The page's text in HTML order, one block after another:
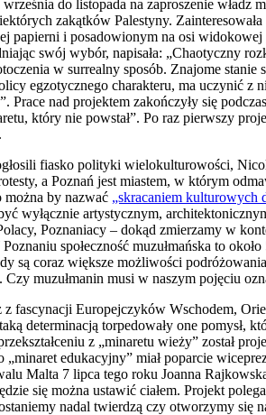
do listopada na zaproszenie władz
zakątków Palestyny.
papierni i posadowionym na osi widokowej
swój wybór, napisała: „Chaotyczny
w surrealny sposób. Znajome
egzotycznego charakteru, ma uczynić z
Prace nad projektem zakończyły się
który nie powstał”. Po raz pierwszy
fiasko polityki wielokulturowości,
a Poznań jest miastem, w którym
można by nazwać „skracaniem kulturowych
wyłącznie artystycznym,
Poznaniacy – dokąd zmierzamy w
społeczność muzułmańska to
coraz większe możliwości
muzułmanin musi w naszym pojęciu
fascynacji Europejczyków Wschodem,
determinacją torpedowały one pomysł,
z „minaretu wieży” został
edukacyjny” miał poparcie
Malta 7 lipca tego roku Joanna
się można ustawić ciałem. Projekt
nadal twierdzą czy otworzymy się